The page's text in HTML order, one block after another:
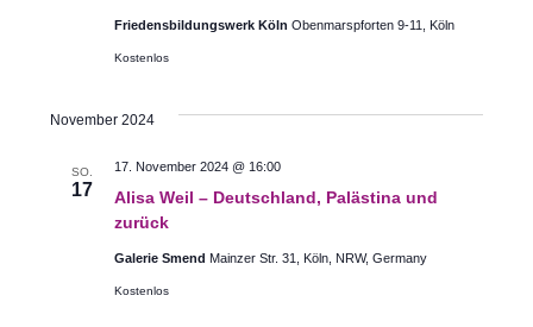
Friedensbildungswerk Köln Obenmarspforten 9-11, Köln
Kostenlos
November 2024
SO.
17
Alisa Weil – Deutschland, Palästina und
zurück
17. November 2024 @ 16:00
Galerie Smend Mainzer Str. 31, Köln, NRW, Germany
Kostenlos